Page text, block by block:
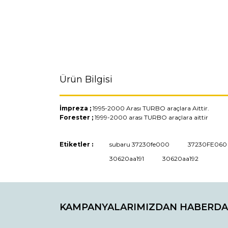
Ürün Bilgisi
İmpreza ; 1995-2000 Arası TURBO araçlara Aittir.
Forester ; 1999-2000 arası TURBO araçlara aittir
Bu ürünün fiyat bilgisi, resim, ürün
Ürün bilgilerinde hatalar bulunuyor.
Etiketler : subaru 37230fe000 37230FE060
30620aa191
30620aa192
KAMPANYALARIMIZDAN